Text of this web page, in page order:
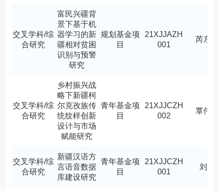
交叉学科/综
合研究
富民兴疆背
景下基于机
器学习的新
疆相对贫困
识别与预警
研究
规划基金项
目
21XJJAZH
001
芮东升
交叉学科/综
合研究
乡村振兴战
略下新疆柯
尔克孜族传
统纹样创新
设计与市场
赋能研究
青年基金项
目
21XJJCZH
002
覃伟伟
交叉学科/综
合研究
新疆汉语方
言语音数据
库建设研究
青年基金项
目
21XJJCZH
001
刘飞